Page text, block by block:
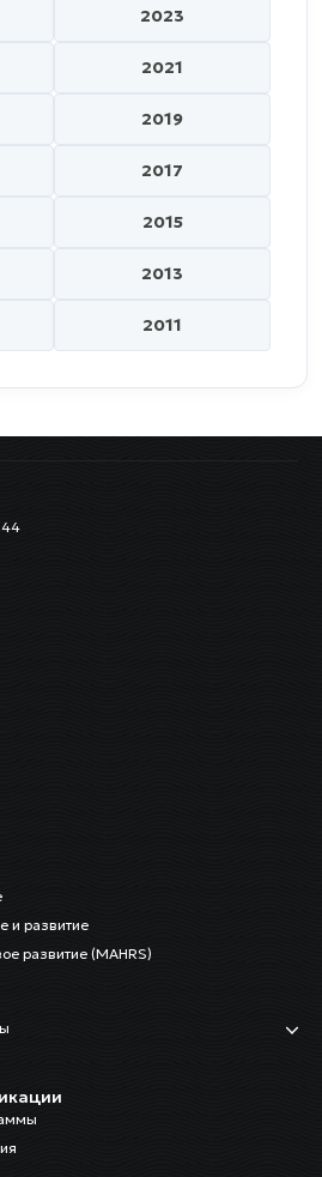
2023
2021
2019
2017
2015
2013
2011
и развитие
развитие (MAHRS)